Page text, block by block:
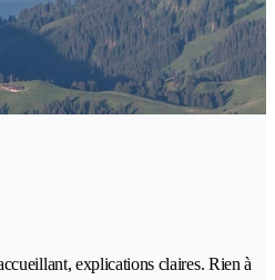
explications claires. Rien à